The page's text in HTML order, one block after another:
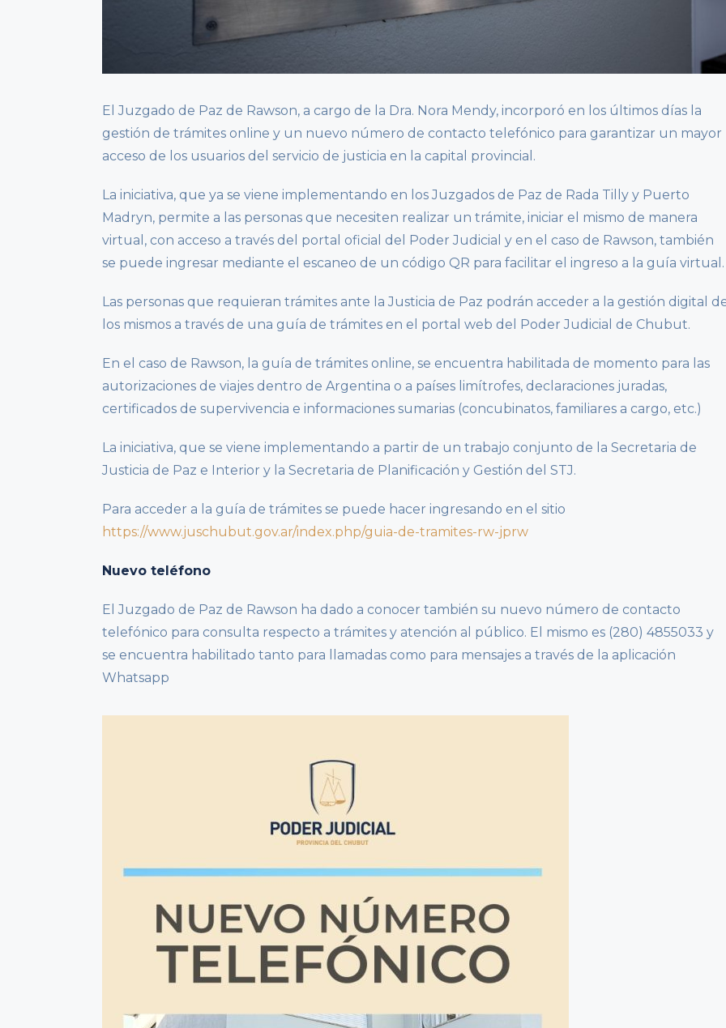
El Juzgado de Paz de Rawson, a cargo de la Dra. Nora Mendy, incorporó en los últimos días la
gestión de trámites online y un nuevo número de contacto telefónico para garantizar un mayor
acceso de los usuarios del servicio de justicia en la capital provincial.
La iniciativa, que ya se viene implementando en los Juzgados de Paz de Rada Tilly y Puerto
Madryn, permite a las personas que necesiten realizar un trámite, iniciar el mismo de manera
virtual, con acceso a través del portal oficial del Poder Judicial y en el caso de Rawson, también
se puede ingresar mediante el escaneo de un código QR para facilitar el ingreso a la guía virtual.
Las personas que requieran trámites ante la Justicia de Paz podrán acceder a la gestión digital
los mismos a través de una guía de trámites en el portal web del Poder Judicial de Chubut.
En el caso de Rawson, la guía de trámites online, se encuentra habilitada de momento para las
autorizaciones de viajes dentro de Argentina o a países limítrofes, declaraciones juradas,
certificados de supervivencia e informaciones sumarias (concubinatos, familiares a cargo, etc.)
La iniciativa, que se viene implementando a partir de un trabajo conjunto de la Secretaria de
Justicia de Paz e Interior y la Secretaria de Planificación y Gestión del STJ.
Para acceder a la guía de trámites se puede hacer ingresando en el sitio
https://www.juschubut.gov.ar/index.php/guia-de-tramites-rw-jprw
Nuevo teléfono
El Juzgado de Paz de Rawson ha dado a conocer también su nuevo número de contacto
telefónico para consulta respecto a trámites y atención al público. El mismo es (280) 4855033 y
se encuentra habilitado tanto para llamadas como para mensajes a través de la aplicación
Whatsapp